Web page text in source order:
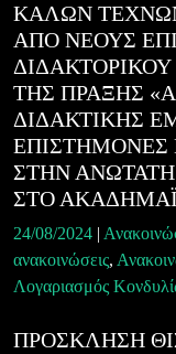
ΚΑΛΩΝ
ΑΠΟ ΝΕΟΥΣ
ΤΗΣ ΠΡΑΞΗΣ
ΔΙΔΑΚΤΙΚΗΣ
ΕΠΙΣΤΗΜΟΝΕΣ
ΣΤΗΝ
ΣΤΟ
24/08/2024 |
ανακοινώσεις,
Λογαριασμός
ΠΡΟΣΚΛΗΣΗ